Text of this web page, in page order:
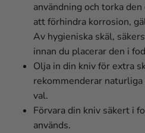
användning och torka
att förhindra korrosion,
Av hygieniska skäl,
innan du placerar den i
Olja in din kniv för extra
rekommenderar
val.
Förvara din kniv säkert i
används.